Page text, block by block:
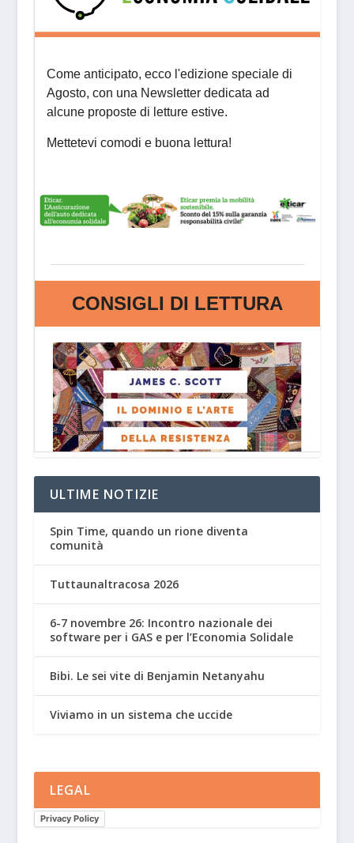
ULTIME NOTIZIE
Spin Time, quando un rione diventa
comunità
Tuttaunaltracosa 2026
6-7 novembre 26: Incontro nazionale dei
software per i GAS e per l’Economia Solidale
Bibi. Le sei vite di Benjamin Netanyahu
Viviamo in un sistema che uccide
LEGAL
Privacy Policy